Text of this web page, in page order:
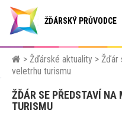
ŽĎÁRSKÝ PRŮVODCE
> Žďárské aktuality > Žďár
veletrhu turismu
ŽĎÁR SE PŘEDSTAVÍ
TURISMU